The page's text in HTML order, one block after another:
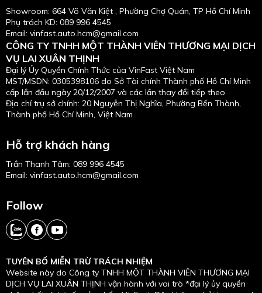
Showroom: 664 Võ Văn Kiệt , Phường Chợ Quán, TP Hồ Chí Minh
Phụ trách KD: 089 996 4545
Email: vinfast.auto.hcm@gmail.com
CÔNG TY TNHH MỘT THÀNH VIÊN THƯƠNG MẠI DỊCH
VỤ LAI XUÂN THỊNH
Đại lý Ủy Quyền Chính Thức của VinFast Việt Nam
MST/MSDN: 0305398106 do Sở Tài chính Thành phố Hồ Chí Minh
cấp lần đầu ngày 20/12/2007 và các lần thay đổi tiếp theo
Địa chỉ trụ sở chính: 20 Nguyễn Thị Nghĩa, Phường Bến Thành,
Thành phố Hồ Chí Minh, Việt Nam
Hỗ trợ khách hàng
Trần Thanh Tâm: 089 996 4545
Email: vinfast.auto.hcm@gmail.com
Follow
TUYÊN BỐ MIỄN TRỪ TRÁCH NHIỆM
Website này do Công ty TNHH MỘT THÀNH VIÊN THƯƠNG MẠI
DỊCH VỤ LAI XUÂN THỊNH vận hành với vai trò *đại lý ủy quyền